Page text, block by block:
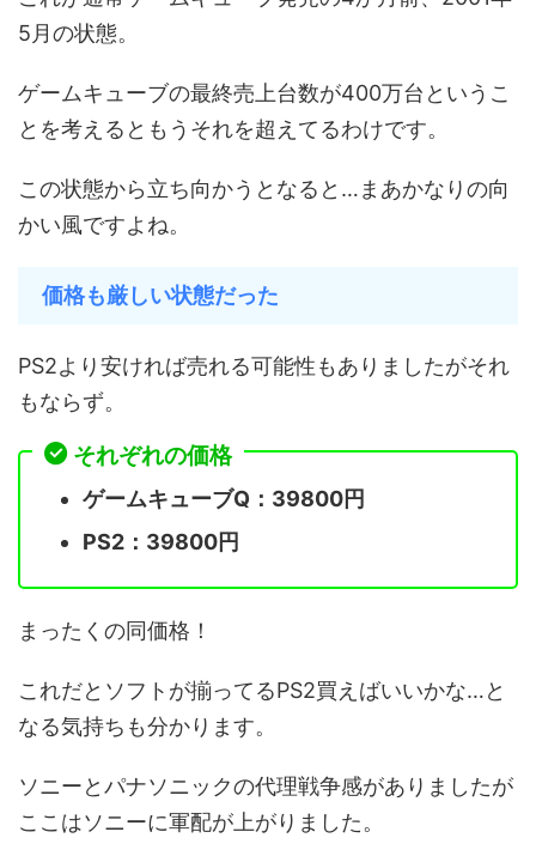
5月の状態。
ゲームキューブの最終売上台数が400万台というこ
とを考えるともうそれを超えてるわけです。
この状態から立ち向かうとなると…まあかなりの向
かい風ですよね。
価格も厳しい状態だった
PS2より安ければ売れる可能性もありましたがそれ
もならず。
それぞれの価格
ゲームキューブQ：39800円
PS2：39800円
まったくの同価格！
これだとソフトが揃ってるPS2買えばいいかな…と
なる気持ちも分かります。
ソニーとパナソニックの代理戦争感がありましたが
ここはソニーに軍配が上がりました。